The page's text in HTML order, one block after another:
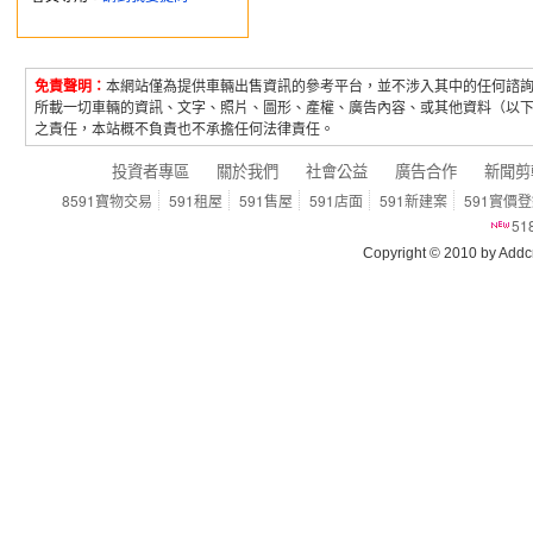
免責聲明： 本網站僅為提供車輛出售資訊的參考平台，並不涉入其中的任何
所載一切車輛的資訊、文字、照片、圖形、產權、廣告內容、或其他資料（
之責任，本站概不負責也不承擔任何法律責任。
投資者專區 關於我們 社會公益 廣告合作 新聞
8591寶物交易 591租屋 591售屋 591店面 591新建案
591實價
Copyright © 2010 by